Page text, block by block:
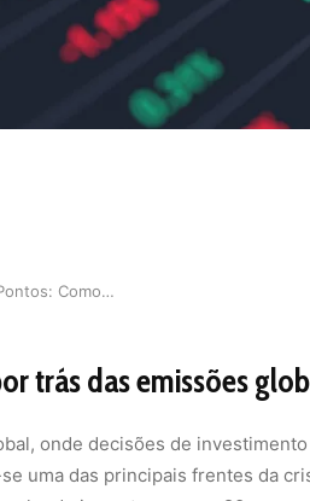
Conectando os Pontos: Como os Gastos Corporativ…
trás das emissões
onde decisões de
uma das principais frentes da